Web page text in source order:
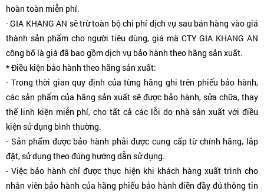
hoàn toàn miễn phí.
- GIA KHANG AN sẽ trừ toàn bộ chi phí dịch vụ sau bán hàng vào giá
thành sản phẩm cho người tiêu dùng, giá mà CTY GIA KHANG AN
công bố là giá đã bao gồm dịch vụ bảo hành theo hãng sản xuất.
* Điều kiện bảo hành theo hãng sản xuất:
- Trong thời gian quy định của từng hãng ghi trên phiếu bảo hành,
các sản phẩm của hãng sản xuất sẽ được bảo hành, sửa chữa, thay
thế linh kiện miễn phí, cho tất cả các lỗi do nhà sản xuất với điều
kiện sử dụng bình thường.
- Sản phẩm được bảo hành phải được cung cấp từ chính hãng, lắp
đặt, sử dụng theo đúng hướng dẫn sử dụng.
- Việc bảo hành chỉ được thực hiện khi khách hàng xuất trình cho
nhân viên bảo hành của hãng phiếu bảo hành điền đầy đủ thông tin